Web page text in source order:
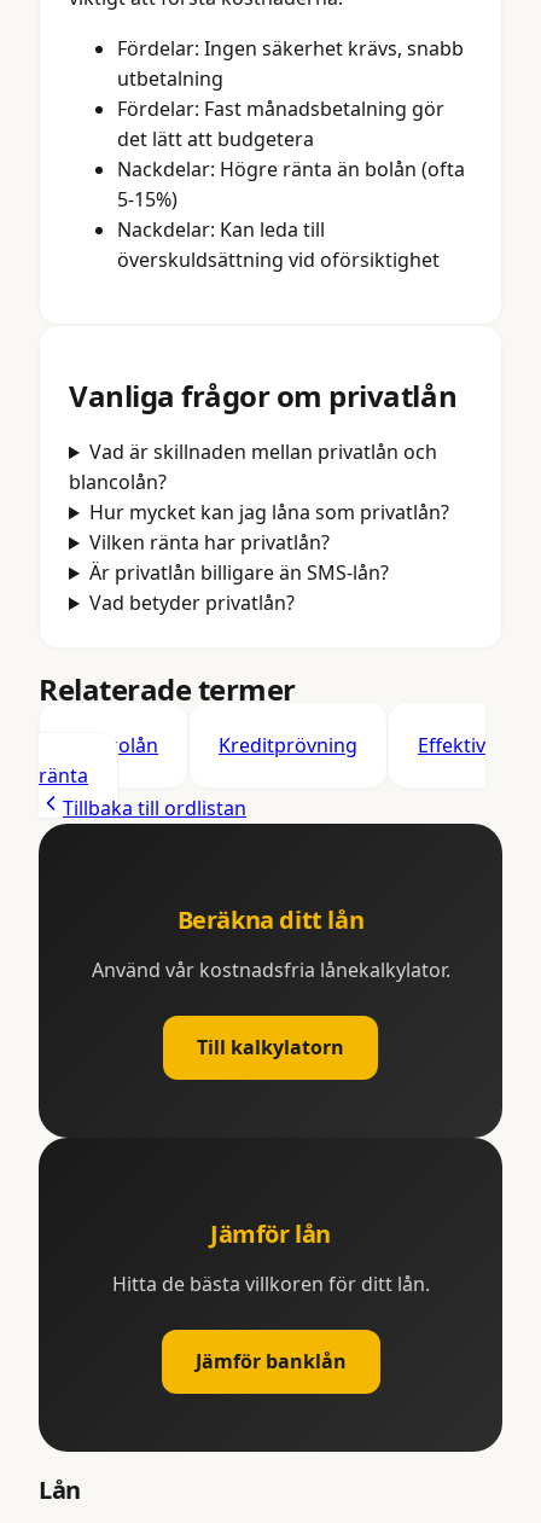
Fördelar: Ingen säkerhet krävs, snabb
utbetalning
Fördelar: Fast månadsbetalning gör
det lätt att budgetera
Nackdelar: Högre ränta än bolån (ofta
5-15%)
Nackdelar: Kan leda till
överskuldsättning vid oförsiktighet
Vanliga frågor om privatlån
Vad är skillnaden mellan privatlån och
blancolån?
Hur mycket kan jag låna som privatlån?
Vilken ränta har privatlån?
Är privatlån billigare än SMS-lån?
Vad betyder privatlån?
Relaterade termer
Blancolån Kreditprövning
Effektiv
ränta
Tillbaka till ordlistan
Beräkna ditt lån
Använd vår kostnadsfria lånekalkylator.
Till kalkylatorn
Jämför lån
Hitta de bästa villkoren för ditt lån.
Jämför banklån
Lån